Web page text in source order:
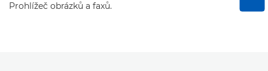
Prohlížeč obrázků a faxů.